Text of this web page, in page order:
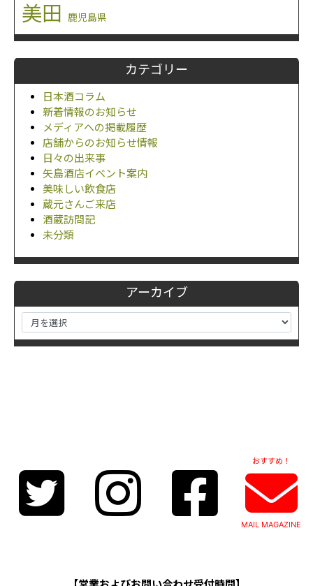
美田
鹿児島県
カテゴリー
日本酒コラム
新着情報のお知らせ
メディアへの掲載履歴
店舗からのお知らせ情報
日々の出来事
矢島酒店イベント案内
美味しい飲食店
蔵元さんご来店
酒蔵訪問記
未分類
アーカイブ
おすすめ！
MAIL MAGAZINE